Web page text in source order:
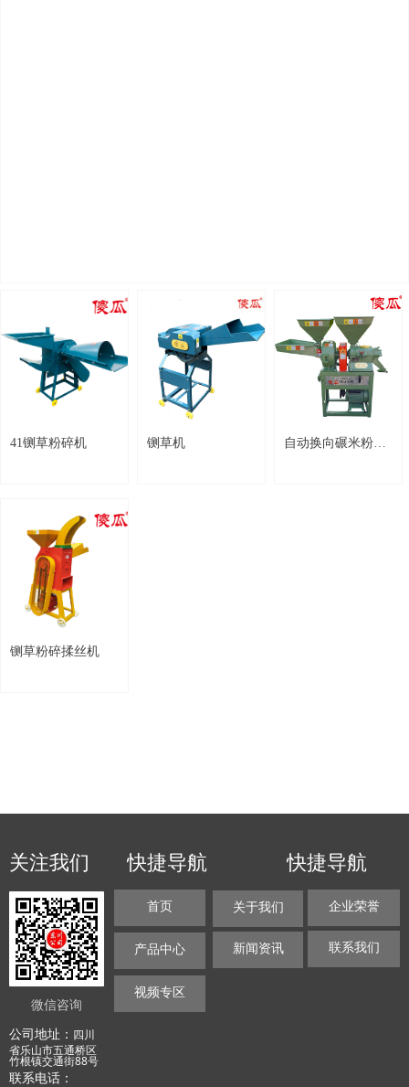
41铡草粉碎机 铡草机 自动换向碾米粉碎组合机
铡草粉碎揉丝机
关注我们
微信咨询
快捷导航
首页
产品中心
关于我们
新闻资讯
企业荣誉
视频专区
联系我们
快捷导航
公司地址： 四川
省乐山市五通桥区
竹根镇交通街88号
联系电话：